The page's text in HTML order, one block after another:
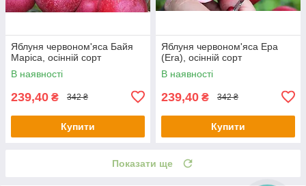
Яблуня червоном'яса Байя
Маріса, осінній сорт
В наявності
239,40 ₴ 342 ₴
Купити
Яблуня червоном'яса Ера
(Era), осінній сорт
В наявності
239,40 ₴ 342 ₴
Купити
Показати ще